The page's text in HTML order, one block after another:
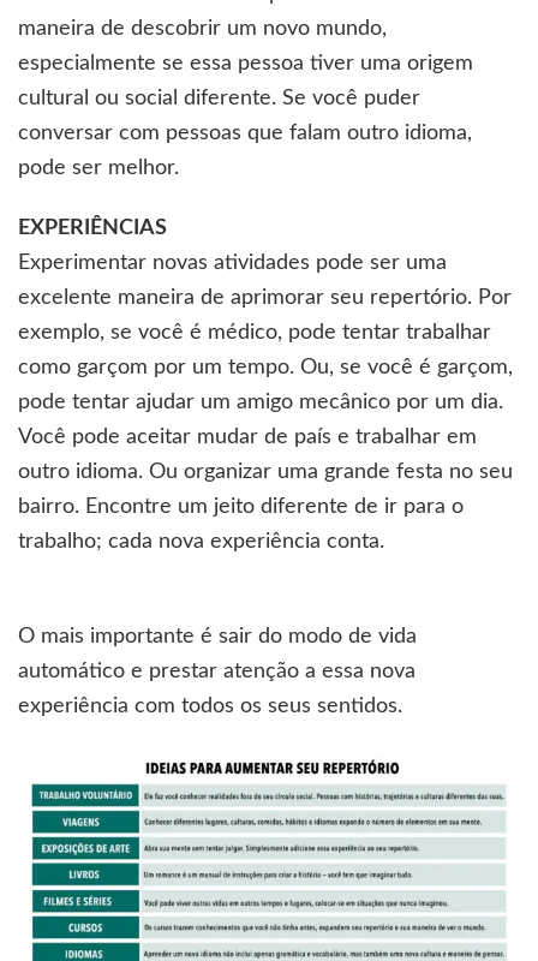
maneira de descobrir um novo mundo,
especialmente se essa pessoa tiver uma origem
cultural ou social diferente. Se você puder
conversar com pessoas que falam outro idioma,
pode ser melhor.
EXPERIÊNCIAS
Experimentar novas atividades pode ser uma
excelente maneira de aprimorar seu repertório. Por
exemplo, se você é médico, pode tentar trabalhar
como garçom por um tempo. Ou, se você é garçom,
pode tentar ajudar um amigo mecânico por um dia.
Você pode aceitar mudar de país e trabalhar em
outro idioma. Ou organizar uma grande festa no seu
bairro. Encontre um jeito diferente de ir para o
trabalho; cada nova experiência conta.
O mais importante é sair do modo de vida
automático e prestar atenção a essa nova
experiência com todos os seus sentidos.